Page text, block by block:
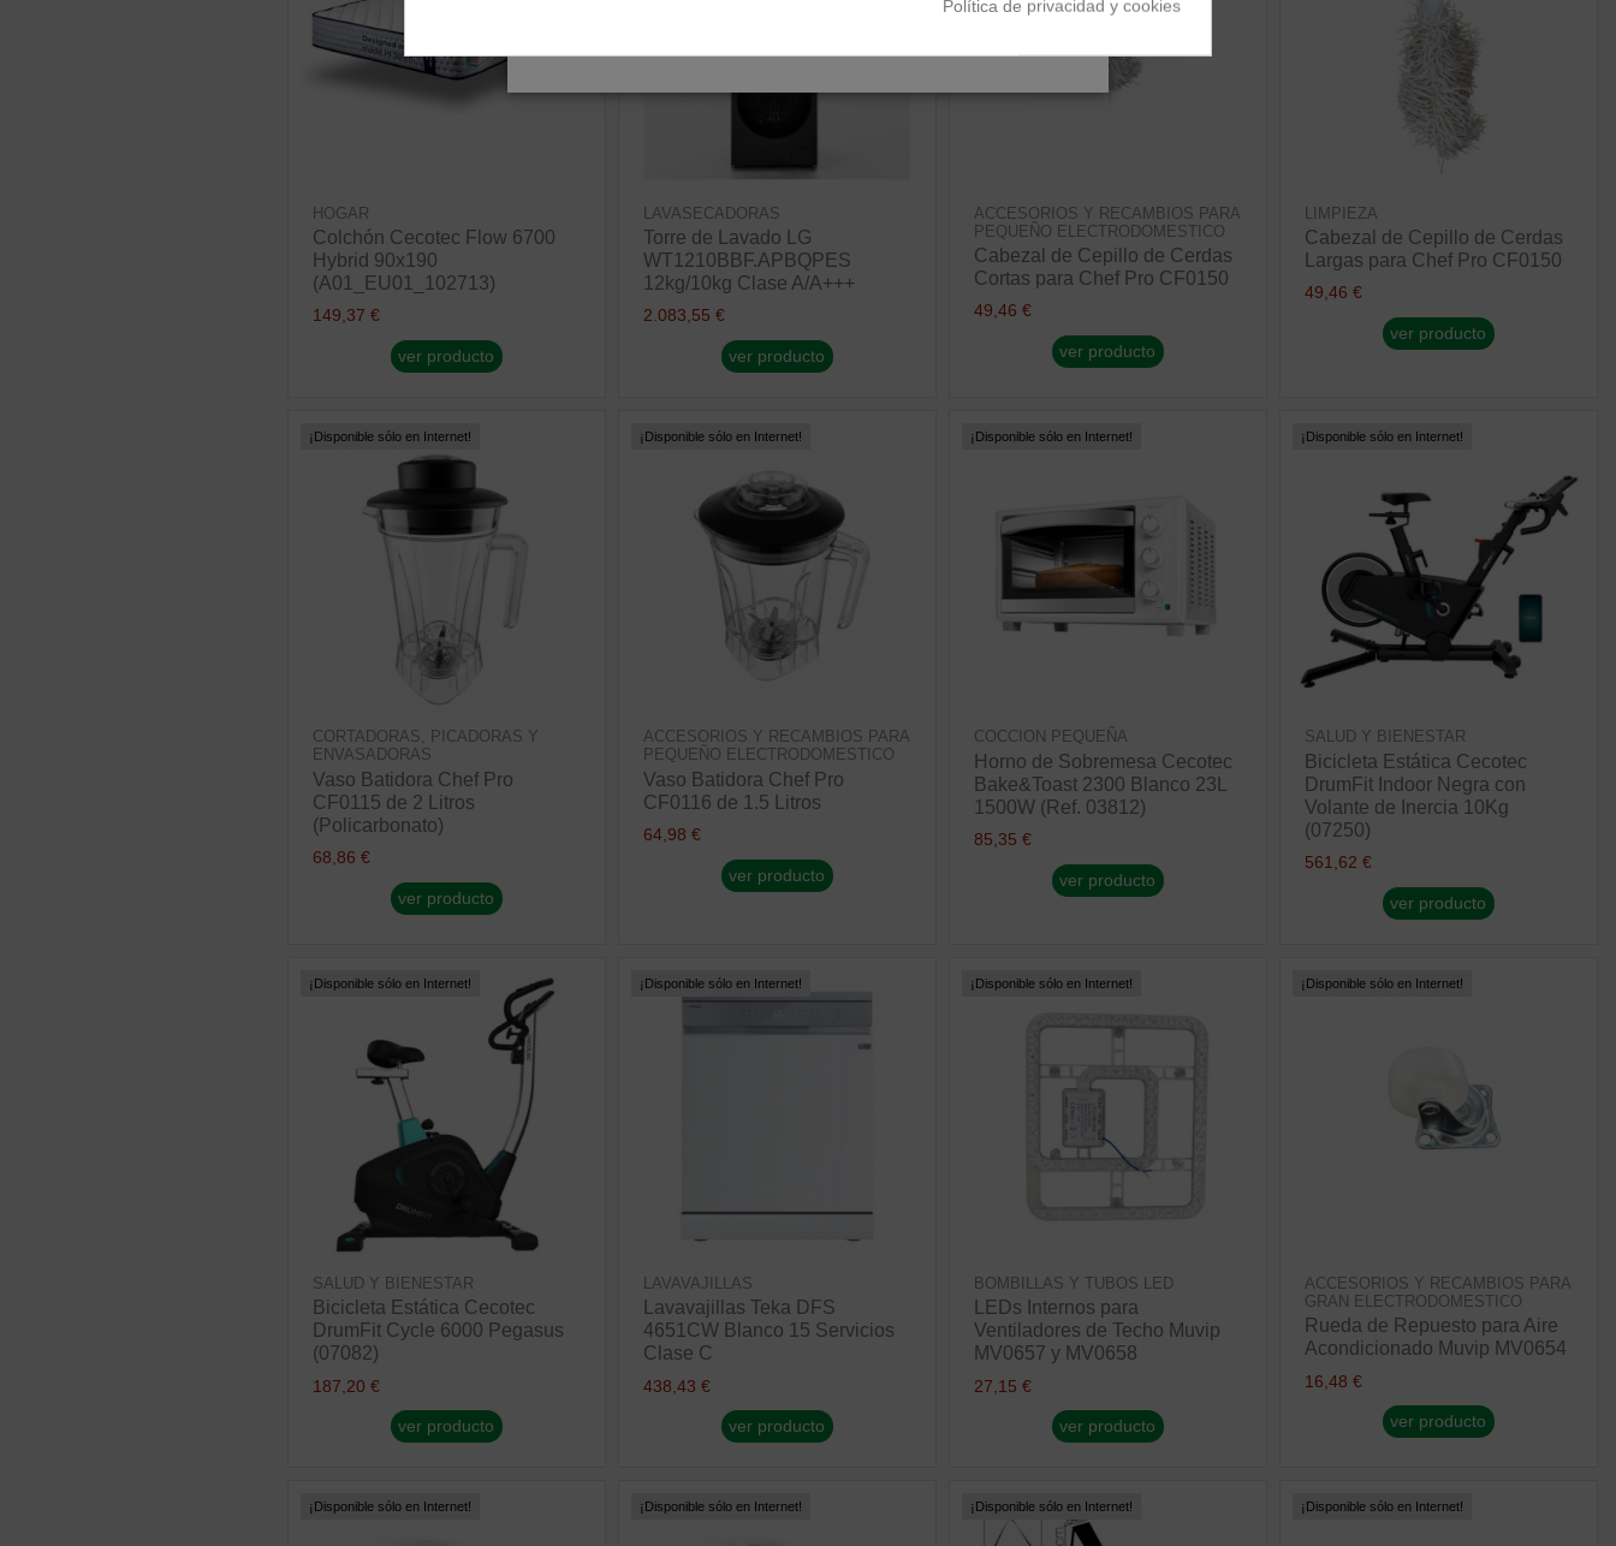
HOGAR
Colchón Cecotec Flow 6700
Hybrid 90x190
(A01_EU01_102713)
149,37 €
ver producto
LAVASECADORAS
Torre de Lavado LG
WT1210BBF.APBQPES
12kg/10kg Clase A/A+++
2.083,55 €
ver producto
ACCESORIOS Y RECAMBIOS PARA
PEQUEÑO ELECTRODOMESTICO
Cabezal de Cepillo de Cerdas
Cortas para Chef Pro CF0150
49,46 €
ver producto
LIMPIEZA
Cabezal de Cepillo de Cerdas
Largas para Chef Pro CF0150
49,46 €
ver producto
¡Disponible sólo en Internet!
CORTADORAS, PICADORAS Y
ENVASADORAS
Vaso Batidora Chef Pro
CF0115 de 2 Litros
(Policarbonato)
68,86 €
ver producto
¡Disponible sólo en Internet!
ACCESORIOS Y RECAMBIOS PARA
PEQUEÑO ELECTRODOMESTICO
Vaso Batidora Chef Pro
CF0116 de 1.5 Litros
64,98 €
ver producto
¡Disponible sólo en Internet!
COCCION PEQUEÑA
Horno de Sobremesa Cecotec
Bake&Toast 2300 Blanco 23L
1500W (Ref. 03812)
85,35 €
ver producto
¡Disponible sólo en Internet!
SALUD Y BIENESTAR
Bicicleta Estática Cecotec
DrumFit Indoor Negra con
Volante de Inercia 10Kg
(07250)
561,62 €
ver producto
¡Disponible sólo en Internet!
SALUD Y BIENESTAR
Bicicleta Estática Cecotec
DrumFit Cycle 6000 Pegasus
(07082)
187,20 €
ver producto
¡Disponible sólo en Internet!
LAVAVAJILLAS
Lavavajillas Teka DFS
4651CW Blanco 15 Servicios
Clase C
438,43 €
ver producto
¡Disponible sólo en Internet!
BOMBILLAS Y TUBOS LED
LEDs Internos para
Ventiladores de Techo Muvip
MV0657 y MV0658
27,15 €
ver producto
¡Disponible sólo en Internet!
ACCESORIOS Y RECAMBIOS PARA
GRAN ELECTRODOMESTICO
Rueda de Repuesto para Aire
Acondicionado Muvip MV0654
16,48 €
ver producto
¡Disponible sólo en Internet! ¡Disponible sólo en Internet! ¡Disponible sólo en Internet! ¡Disponible sólo en Internet!
Política de privacidad y cookies